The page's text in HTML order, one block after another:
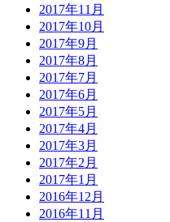
2017年11月
2017年10月
2017年9月
2017年8月
2017年7月
2017年6月
2017年5月
2017年4月
2017年3月
2017年2月
2017年1月
2016年12月
2016年11月